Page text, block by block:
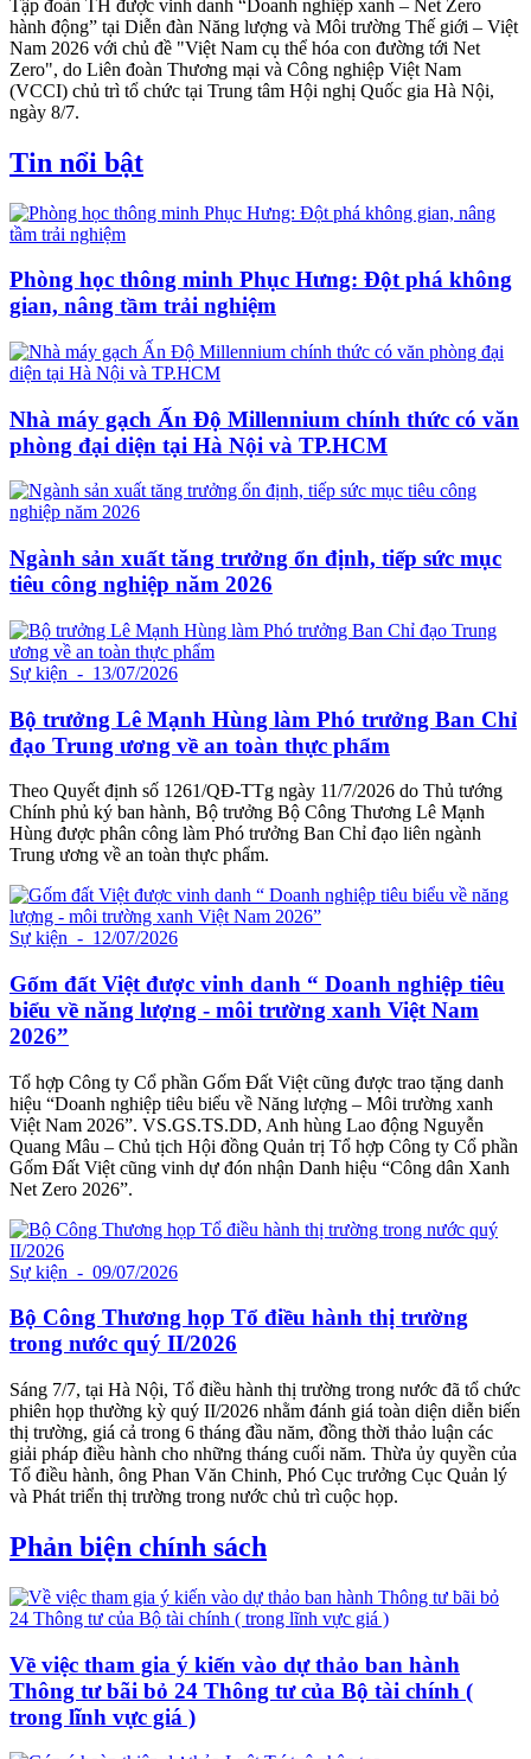
Tập đoàn TH được vinh danh “Doanh nghiệp xanh – Net Zero
hành động” tại Diễn đàn Năng lượng và Môi trường Thế giới – Việt
Nam 2026 với chủ đề "Việt Nam cụ thể hóa con đường tới Net
Zero", do Liên đoàn Thương mại và Công nghiệp Việt Nam
(VCCI) chủ trì tổ chức tại Trung tâm Hội nghị Quốc gia Hà Nội,
ngày 8/7.
Tin nổi bật
Phòng học thông minh Phục Hưng: Đột phá không
gian, nâng tầm trải nghiệm
Nhà máy gạch Ấn Độ Millennium chính thức có văn
phòng đại diện tại Hà Nội và TP.HCM
Ngành sản xuất tăng trưởng ổn định, tiếp sức mục
tiêu công nghiệp năm 2026
Sự kiện - 13/07/2026
Bộ trưởng Lê Mạnh Hùng làm Phó trưởng Ban Chỉ
đạo Trung ương về an toàn thực phẩm
Theo Quyết định số 1261/QĐ-TTg ngày 11/7/2026 do Thủ tướng
Chính phủ ký ban hành, Bộ trưởng Bộ Công Thương Lê Mạnh
Hùng được phân công làm Phó trưởng Ban Chỉ đạo liên ngành
Trung ương về an toàn thực phẩm.
Sự kiện - 12/07/2026
Gốm đất Việt được vinh danh “ Doanh nghiệp tiêu
biểu về năng lượng - môi trường xanh Việt Nam
2026”
Tổ hợp Công ty Cổ phần Gốm Đất Việt cũng được trao tặng danh
hiệu “Doanh nghiệp tiêu biểu về Năng lượng – Môi trường xanh
Việt Nam 2026”. VS.GS.TS.DD, Anh hùng Lao động Nguyễn
Quang Mâu – Chủ tịch Hội đồng Quản trị Tổ hợp Công ty Cổ phần
Gốm Đất Việt cũng vinh dự đón nhận Danh hiệu “Công dân Xanh
Net Zero 2026”.
Sự kiện - 09/07/2026
Bộ Công Thương họp Tổ điều hành thị trường
trong nước quý II/2026
Sáng 7/7, tại Hà Nội, Tổ điều hành thị trường trong nước đã tổ chức
phiên họp thường kỳ quý II/2026 nhằm đánh giá toàn diện diễn biến
thị trường, giá cả trong 6 tháng đầu năm, đồng thời thảo luận các
giải pháp điều hành cho những tháng cuối năm. Thừa ủy quyền của
Tổ điều hành, ông Phan Văn Chinh, Phó Cục trưởng Cục Quản lý
và Phát triển thị trường trong nước chủ trì cuộc họp.
Phản biện chính sách
Về việc tham gia ý kiến vào dự thảo ban hành
Thông tư bãi bỏ 24 Thông tư của Bộ tài chính (
trong lĩnh vực giá )